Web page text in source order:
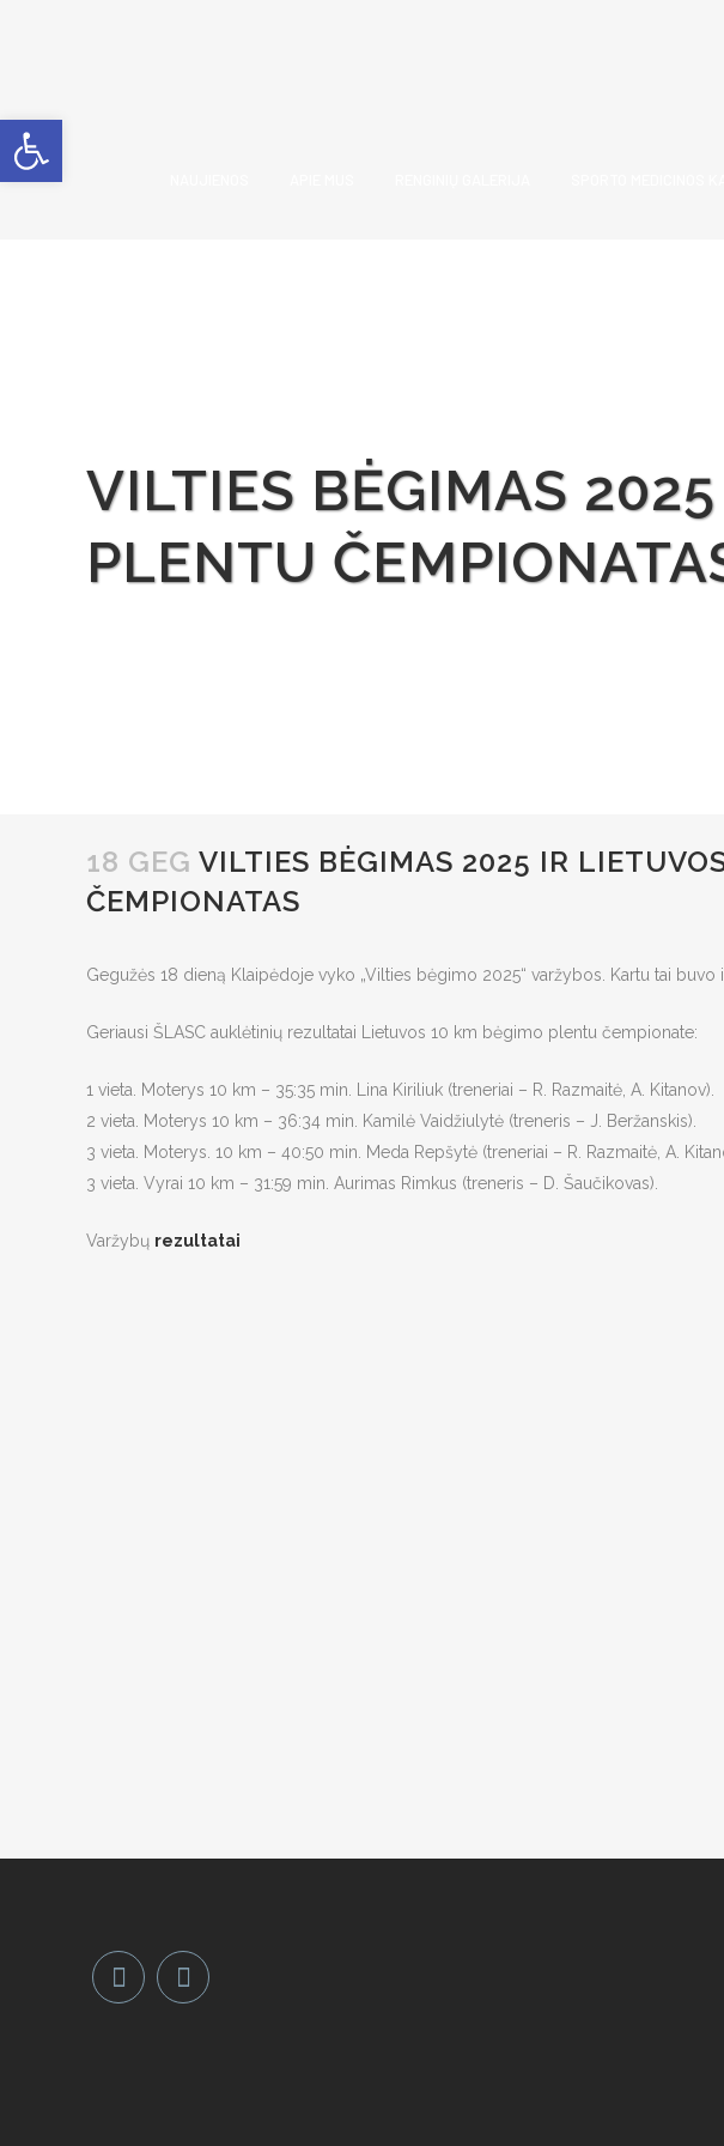
VILTIES BĖGIMAS
PLENTU
18 GEG VILTIES BĖGIMAS 2025 IR
ČEMPIONATAS
Gegužės 18 dieną Klaipėdoje vyko „Vilties bėgimo 2025“ varžybos. Kartu tai
Geriausi ŠLASC auklėtinių rezultatai Lietuvos 10 km bėgimo plentu čempionate:
1 vieta. Moterys 10 km – 35:35 min. Lina Kiriliuk (treneriai – R. Razmaitė, A. Kitanov).
2 vieta. Moterys 10 km – 36:34 min. Kamilė Vaidžiulytė (treneris – J. Beržanskis).
3 vieta. Moterys. 10 km – 40:50 min. Meda Repšytė (treneriai – R. Razmaitė, A.
3 vieta. Vyrai 10 km – 31:59 min. Aurimas Rimkus (treneris – D. Šaučikovas).
Varžybų rezultatai
Open toolbar